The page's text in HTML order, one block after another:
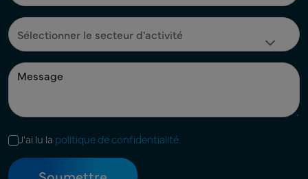
J'ai lu la politique de confidentialité.